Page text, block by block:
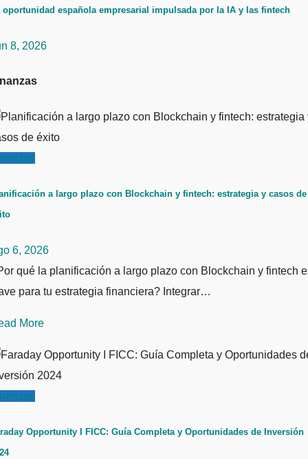
oportunidad española empresarial impulsada por la IA y las fintech
8, 2026
a largo plazo con Blockchain y fintech: estrategia y casos de
6, 2026
qué la planificación a largo plazo con Blockchain y fintech
para tu estrategia financiera? Integrar…
More
Opportunity I FICC: Guía Completa y Oportunidades de Inversión